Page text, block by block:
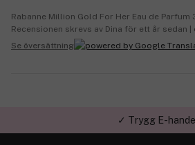
Rabanne Million Gold For Her Eau de Parfum
Recensionen skrevs av Dina för ett år sedan
Se översättning
✓ Trygg E-handel